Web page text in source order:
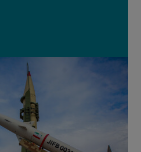
tarweprijzen
duurdere tarweprijzen. In de
het maartcontract voor tarwe op de
6,30 Amerikaanse dollar per bushel